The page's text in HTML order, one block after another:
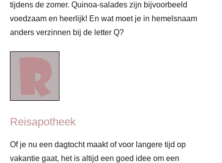
tijdens de zomer. Quinoa-salades zijn bijvoorbeeld
voedzaam en heerlijk! En wat moet je in hemelsnaam
anders verzinnen bij de letter Q?
Reisapotheek
Of je nu een dagtocht maakt of voor langere tijd op
vakantie gaat, het is altijd een goed idee om een